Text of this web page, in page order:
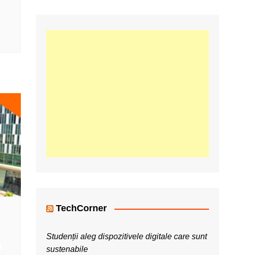
TechCorner
Studenții aleg dispozitivele digitale care sunt
sustenabile